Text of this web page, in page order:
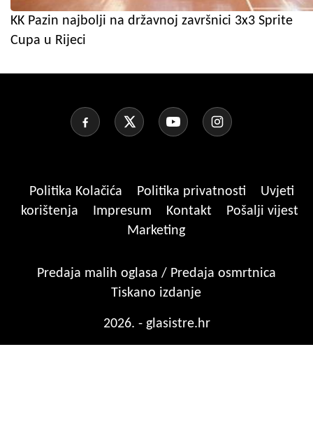
KK Pazin najbolji na državnoj završnici 3x3 Sprite
Cupa u Rijeci
Politika Kolačića Politika privatnosti
Uvjeti
korištenja
Impresum Kontakt
Pošalji vijest
Marketing
Predaja malih oglasa / Predaja osmrtnica
Tiskano izdanje
2026. - glasistre.hr